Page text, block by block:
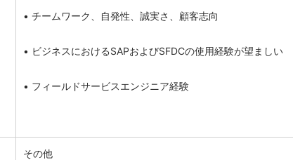
• チームワーク、自発性、誠実さ、顧客志向
• ビジネスにおけるSAPおよびSFDCの使用経験が望ましい
• フィールドサービスエンジニア経験
その他